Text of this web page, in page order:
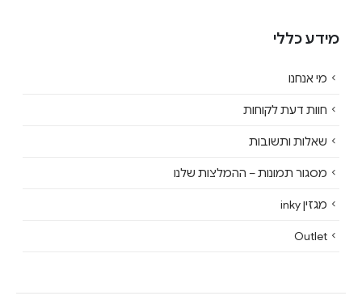
מידע כללי
מי אנחנו
חוות דעת לקוחות
שאלות ותשובות
מסגור תמונות – ההמלצות שלנו
מגזין inky
Outlet